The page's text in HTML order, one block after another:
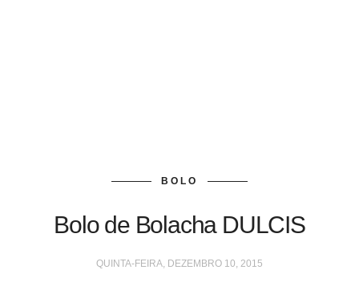
BOLO
Bolo de Bolacha DULCIS
QUINTA-FEIRA, DEZEMBRO 10, 2015